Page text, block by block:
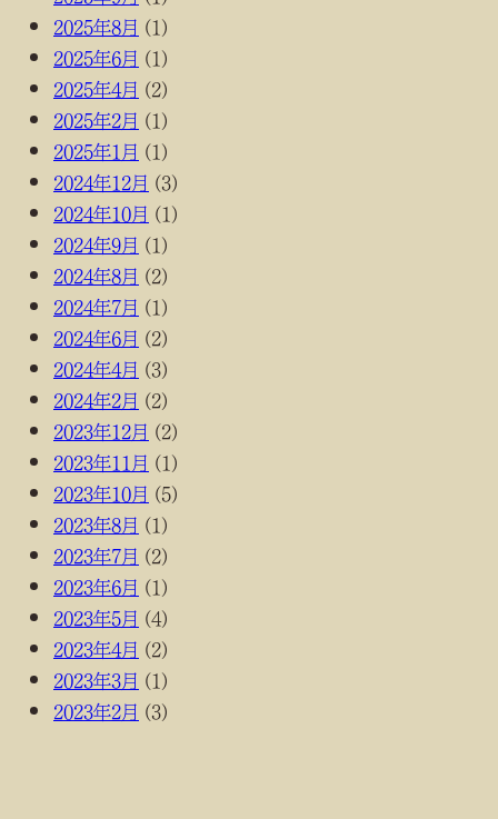
2025年8月 (1)
2025年6月 (1)
2025年4月 (2)
2025年2月 (1)
2025年1月 (1)
2024年12月 (3)
2024年10月 (1)
2024年9月 (1)
2024年8月 (2)
2024年7月 (1)
2024年6月 (2)
2024年4月 (3)
2024年2月 (2)
2023年12月 (2)
2023年11月 (1)
2023年10月 (5)
2023年8月 (1)
2023年7月 (2)
2023年6月 (1)
2023年5月 (4)
2023年4月 (2)
2023年3月 (1)
2023年2月 (3)